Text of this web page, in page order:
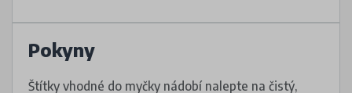
Pokyny
Štítky vhodné do myčky nádobí nalepte na čistý,